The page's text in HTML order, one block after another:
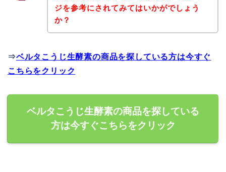
ジを参考にされてみてはいかがでしょう
か？
⇒ベルタこうじ生酵素の商品を探している方は今すぐ
こちらをクリック
ベルタこうじ生酵素の商品を探している
方は今すぐこちらをクリック